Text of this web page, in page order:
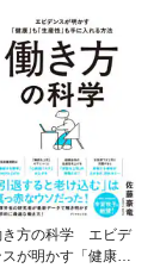
き方の科学 エビデ
スが明かす「健康」